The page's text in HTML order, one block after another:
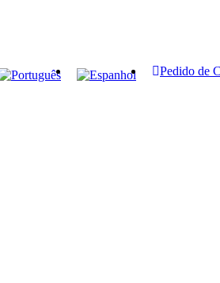
Pedido de